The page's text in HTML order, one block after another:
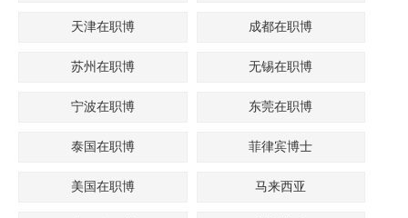
天津在职博 成都在职博
苏州在职博 无锡在职博
宁波在职博 东莞在职博
泰国在职博 菲律宾博士
美国在职博 马来西亚